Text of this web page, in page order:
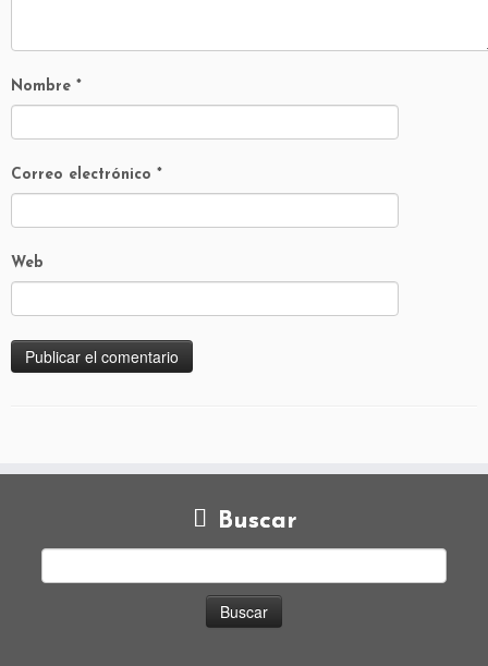
Nombre *
Correo electrónico *
Web
Buscar